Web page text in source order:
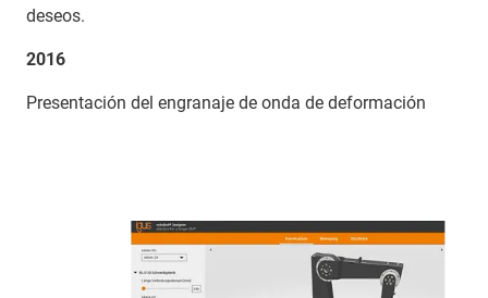
deseos.
2016
Presentación del engranaje de onda de deformación